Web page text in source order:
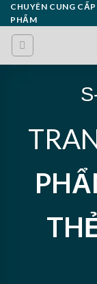
Skip
to
content
CHUYÊN CUNG
PHẨM